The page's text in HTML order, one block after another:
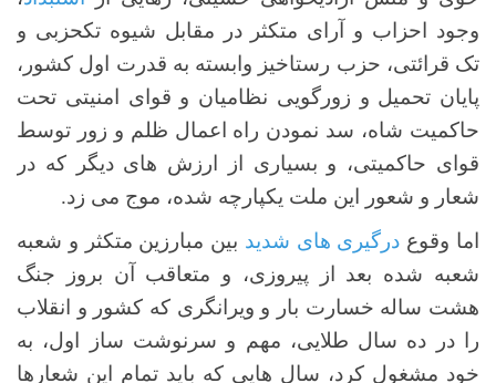
وجود احزاب و آرای متکثر در مقابل شیوه تکحزبی و
تک قرائتی، حزب رستاخیز وابسته به قدرت اول کشور،
پایان تحمیل و زورگویی نظامیان و قوای امنیتی تحت
حاکمیت شاه، سد نمودن راه اعمال ظلم و زور توسط
قوای حاکمیتی، و بسیاری از ارزش های دیگر که در
شعار و شعور این ملت یکپارچه شده، موج می زد.
اما وقوع درگیری های شدید بین مبارزین متکثر و شعبه
شعبه شده بعد از پیروزی، و متعاقب آن بروز جنگ
هشت ساله خسارت بار و ویرانگری که کشور و انقلاب
را در ده سال طلایی، مهم و سرنوشت ساز اول، به
خود مشغول کرد، سال هایی که باید تمام این شعارها